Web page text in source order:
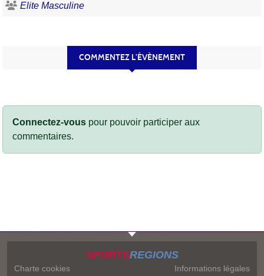
Elite Masculine
COMMENTEZ L’ÉVÈNEMENT
Connectez-vous pour pouvoir participer aux
commentaires.
SPORTSREGIONS
Charte cookies Informations légales